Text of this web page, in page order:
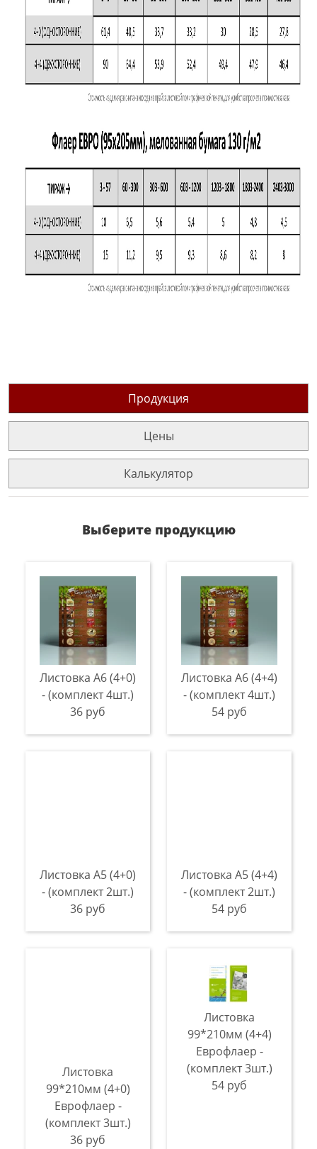
Продукция
Цены
Калькулятор
Выберите продукцию
Листовка А6 (4+0)
- (комплект 4шт.)
36 руб
Листовка А6 (4+4)
- (комплект 4шт.)
54 руб
Листовка А5 (4+0)
- (комплект 2шт.)
36 руб
Листовка А5 (4+4)
- (комплект 2шт.)
54 руб
Листовка
99*210мм (4+0)
Еврофлаер -
(комплект 3шт.)
36 руб
Листовка
99*210мм (4+4)
Еврофлаер -
(комплект 3шт.)
54 руб